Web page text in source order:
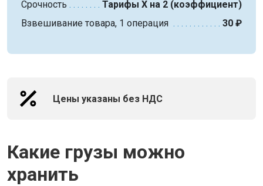
Срочность
Тарифы Х на 2 (коэффициент)
Взвешивание товара, 1 операция
30 ₽
Цены указаны без НДС
Какие грузы можно
хранить